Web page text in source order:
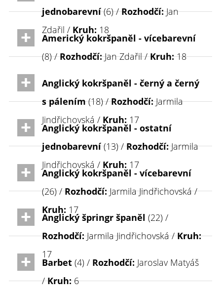
jednobarevní(6) /Rozhodčí:Jan
Zdařil / Kruh: 18
Americký kokršpaněl - vícebarevní
(8) /Rozhodčí:Jan Zdařil /Kruh:18
Anglický kokršpaněl - černý a černý
s pálením(18) /Rozhodčí:Jarmila
Jindřichovská / Kruh: 17
Anglický kokršpaněl - ostatní
jednobarevní(13) /Rozhodčí:Jarmila
Jindřichovská / Kruh: 17
Anglický kokršpaněl - vícebarevní
(26) /Rozhodčí:Jarmila Jindřichovská /
Kruh: 17
Anglický špringr španěl (22) /
Rozhodčí:Jarmila Jindřichovská /Kruh:
17
Barbet (4) / Rozhodčí: Jaroslav Matyáš
/Kruh:6